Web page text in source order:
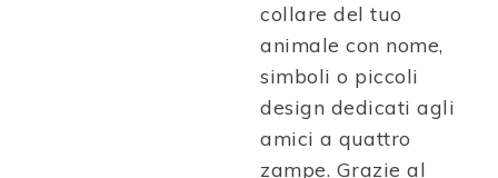
collare del tuo
animale con nome,
simboli o piccoli
design dedicati agli
amici a quattro
zampe. Grazie al